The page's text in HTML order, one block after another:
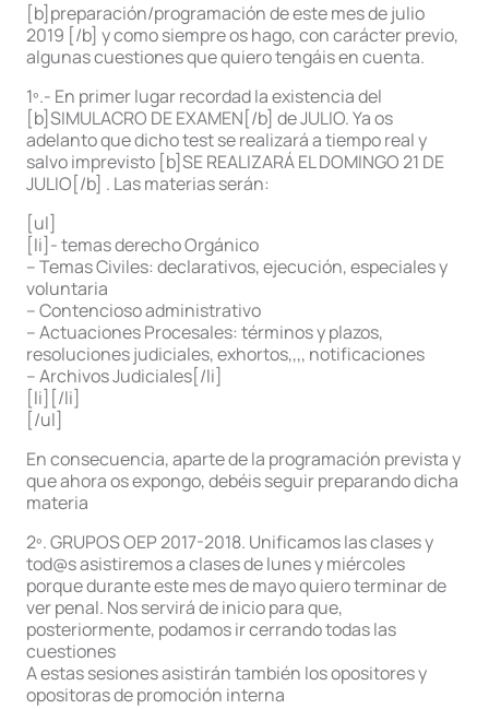
[b]preparación/programación de este mes de julio
2019 [/b] y como siempre os hago, con carácter previo,
algunas cuestiones que quiero tengáis en cuenta.
1º.- En primer lugar recordad la existencia del
[b]SIMULACRO DE EXAMEN[/b] de JULIO. Ya os
adelanto que dicho test se realizará a tiempo real y
salvo imprevisto [b]SE REALIZARÁ EL DOMINGO 21 DE
JULIO[/b] . Las materias serán:
[ul]
[li]- temas derecho Orgánico
– Temas Civiles: declarativos, ejecución, especiales y
voluntaria
– Contencioso administrativo
– Actuaciones Procesales: términos y plazos,
resoluciones judiciales, exhortos,,,, notificaciones
– Archivos Judiciales[/li]
[li][/li]
[/ul]
En consecuencia, aparte de la programación prevista y
que ahora os expongo, debéis seguir preparando dicha
materia
2º. GRUPOS OEP 2017-2018. Unificamos las clases y
tod@s asistiremos a clases de lunes y miércoles
porque durante este mes de mayo quiero terminar de
ver penal. Nos servirá de inicio para que,
posteriormente, podamos ir cerrando todas las
cuestiones
A estas sesiones asistirán también los opositores y
opositoras de promoción interna